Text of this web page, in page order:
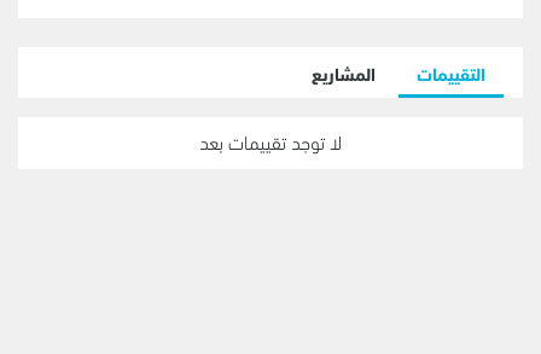
التقييمات المشاريع
لا توجد تقييمات بعد